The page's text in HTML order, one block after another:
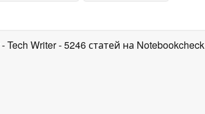
- Tech Writer- 5246 статей на Notebookcheck